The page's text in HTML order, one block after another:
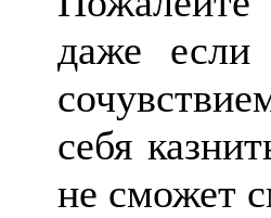
даже если
себя
не сможет